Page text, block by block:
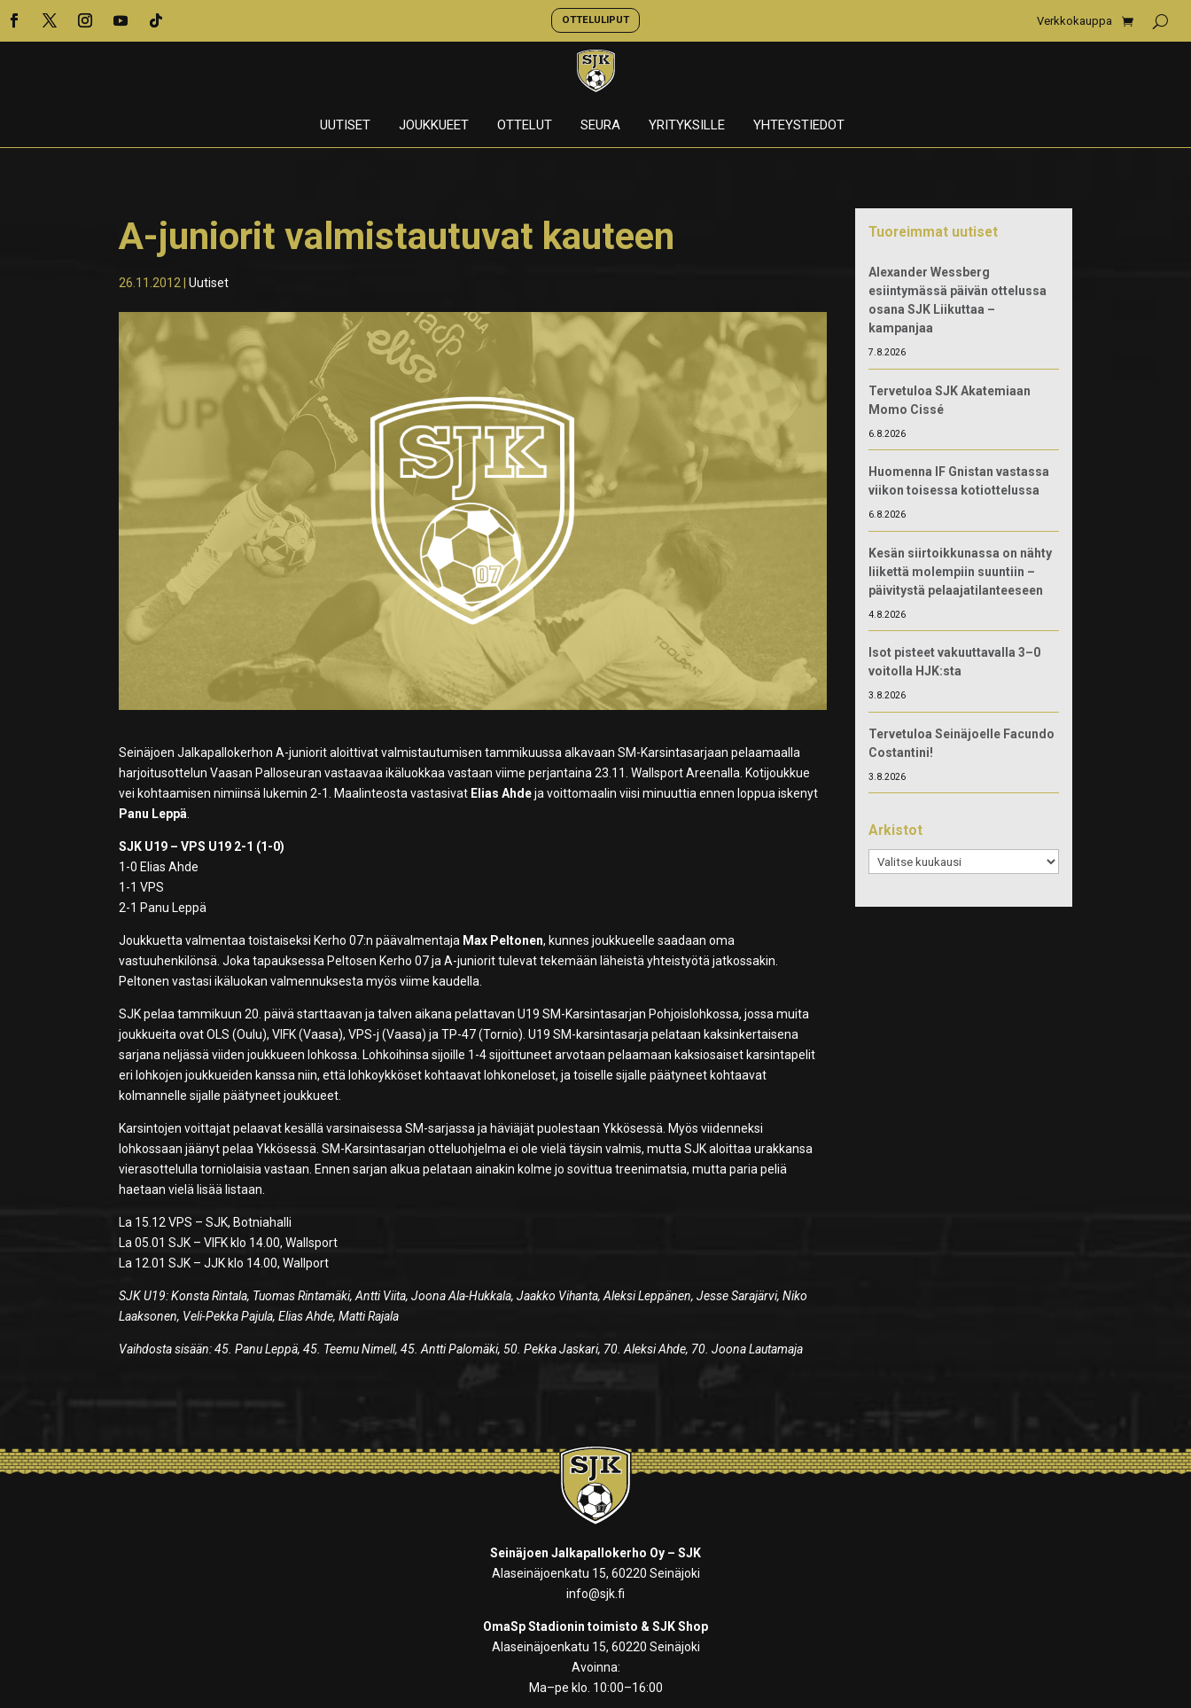
OTTELULIPUT Verkkokauppa
UUTISET JOUKKUEET OTTELUT SEURA YRITYKSILLE YHTEYSTIEDOT
A-juniorit valmistautuvat kauteen
26.11.2012 |Uutiset
Seinäjoen Jalkapallokerhon A-juniorit aloittivat valmistautumisen tammikuussa alkavaan SM-Karsintasarjaan pelaamaalla
harjoitusottelun Vaasan Palloseuran vastaavaa ikäluokkaa vastaan viime perjantaina 23.11. Wallsport Areenalla. Kotijoukkue
vei kohtaamisen nimiinsä lukemin 2-1. Maalinteosta vastasivat Elias Ahdeja voittomaalin viisi minuuttia ennen loppua iskenyt
Panu Leppä.
SJK U19 – VPS U19 2-1 (1-0)
1-0 Elias Ahde
1-1 VPS
2-1 Panu Leppä
Joukkuetta valmentaa toistaiseksi Kerho 07:n päävalmentaja Max Peltonen, kunnes joukkueelle saadaan oma
vastuuhenkilönsä. Joka tapauksessa Peltosen Kerho 07 ja A-juniorit tulevat tekemään läheistä yhteistyötä jatkossakin.
Peltonen vastasi ikäluokan valmennuksesta myös viime kaudella.
SJK pelaa tammikuun 20. päivä starttaavan ja talven aikana pelattavan U19 SM-Karsintasarjan Pohjoislohkossa, jossa muita
joukkueita ovat OLS (Oulu), VIFK (Vaasa), VPS-j (Vaasa) ja TP-47 (Tornio). U19 SM-karsintasarja pelataan kaksinkertaisena
sarjana neljässä viiden joukkueen lohkossa. Lohkoihinsa sijoille 1-4 sijoittuneet arvotaan pelaamaan kaksiosaiset karsintapelit
eri lohkojen joukkueiden kanssa niin, että lohkoykköset kohtaavat lohkoneloset, ja toiselle sijalle päätyneet kohtaavat
kolmannelle sijalle päätyneet joukkueet.
Karsintojen voittajat pelaavat kesällä varsinaisessa SM-sarjassa ja häviäjät puolestaan Ykkösessä. Myös viidenneksi
lohkossaan jäänyt pelaa Ykkösessä. SM-Karsintasarjan otteluohjelma ei ole vielä täysin valmis, mutta SJK aloittaa urakkansa
vierasottelulla torniolaisia vastaan. Ennen sarjan alkua pelataan ainakin kolme jo sovittua treenimatsia, mutta paria peliä
haetaan vielä lisää listaan.
La 15.12 VPS – SJK, Botniahalli
La 05.01 SJK – VIFK klo 14.00, Wallsport
La 12.01 SJK – JJK klo 14.00, Wallport
SJK U19: Konsta Rintala, Tuomas Rintamäki, Antti Viita, Joona Ala-Hukkala, Jaakko Vihanta, Aleksi Leppänen, Jesse Sarajärvi, Niko
Laaksonen, Veli-Pekka Pajula, Elias Ahde, Matti Rajala
Vaihdosta sisään: 45. Panu Leppä, 45. Teemu Nimell, 45. Antti Palomäki, 50. Pekka Jaskari, 70. Aleksi Ahde, 70. Joona Lautamaja
Tuoreimmat uutiset
Alexander Wessberg
esiintymässä päivän ottelussa
osana SJK Liikuttaa –
kampanjaa
7.8.2026
Tervetuloa SJK Akatemiaan
Momo Cissé
6.8.2026
Huomenna IF Gnistan vastassa
viikon toisessa kotiottelussa
6.8.2026
Kesän siirtoikkunassa on nähty
liikettä molempiin suuntiin –
päivitystä pelaajatilanteeseen
4.8.2026
Isot pisteet vakuuttavalla 3–0
voitolla HJK:sta
3.8.2026
Tervetuloa Seinäjoelle Facundo
Costantini!
3.8.2026
Arkistot
Arkistot
Seinäjoen Jalkapallokerho Oy – SJK
Alaseinäjoenkatu 15, 60220 Seinäjoki
info@sjk.fi
OmaSp Stadionin toimisto & SJK Shop
Alaseinäjoenkatu 15, 60220 Seinäjoki
Avoinna:
Ma–pe klo. 10:00–16:00